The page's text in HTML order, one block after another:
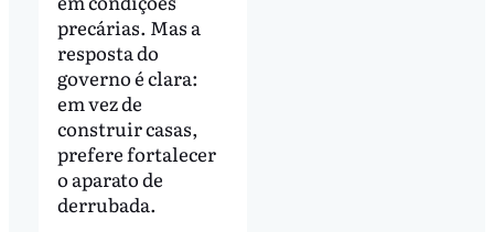
precárias. Mas a
resposta do
governo é clara:
em vez de
construir casas,
prefere fortalecer
o aparato de
derrubada.